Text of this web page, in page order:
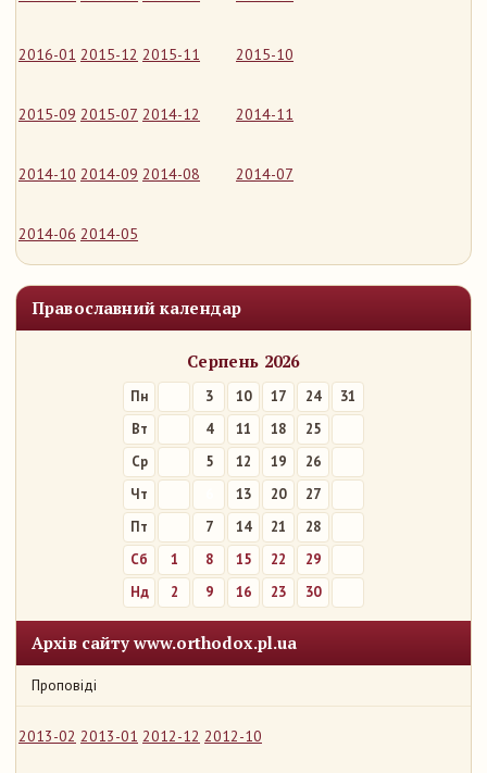
2016-01 2015-12 2015-11 2015-10
2015-09 2015-07 2014-12 2014-11
2014-10 2014-09 2014-08 2014-07
2014-06 2014-05
Православний календар
Серпень 2026
Пн 3 10 17 24
31
Вт
4 11 18
25
Ср
5 12 19
26
Чт
13 20
27
Пт
7 14 21
28
Сб
1 8 15 22
29
Нд
2 9 16 23 30
Архів сайту www.orthodox.pl.ua
Проповіді
2013-02 2013-01 2012-12 2012-10